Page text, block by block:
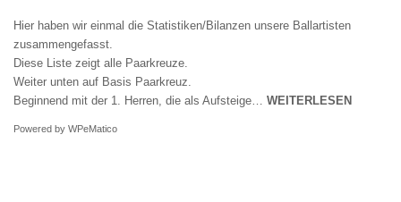
Hier haben wir einmal die Statistiken/Bilanzen unsere Ballartisten
zusammengefasst.
Diese Liste zeigt alle Paarkreuze.
Weiter unten auf Basis Paarkreuz.
Beginnend mit der 1. Herren, die als Aufsteige… WEITERLESEN
Powered by WPeMatico